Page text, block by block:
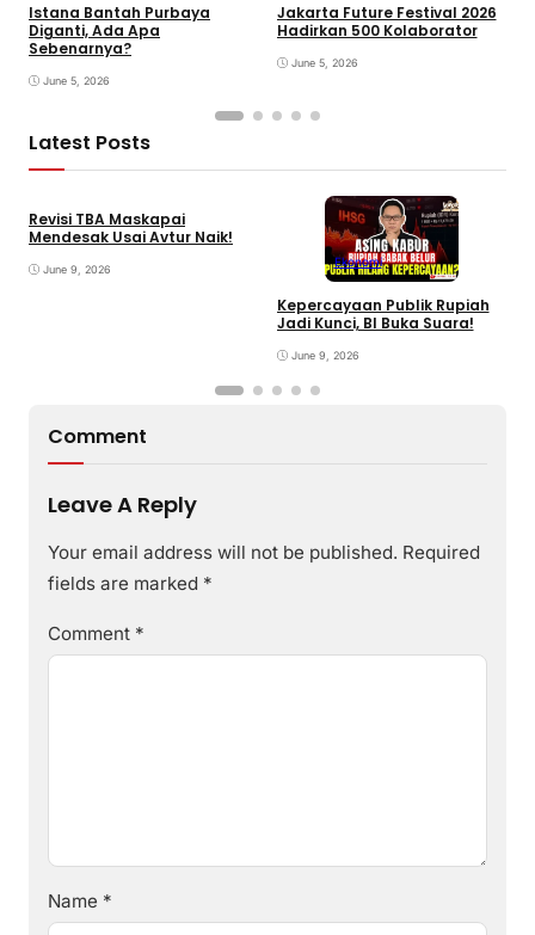
Istana Bantah Purbaya
Diganti, Ada Apa
Sebenarnya?
June 5, 2026
Jakarta Future Festival 2026
Hadirkan 500 Kolaborator
June 5, 2026
Latest Posts
Revisi TBA Maskapai
Mendesak Usai Avtur Naik!
June 9, 2026
Ekonomi
Kepercayaan Publik Rupiah
Jadi Kunci, BI Buka Suara!
June 9, 2026
Comment
Leave A Reply
Your email address will not be published. Required
fields are marked *
Comment *
Name *